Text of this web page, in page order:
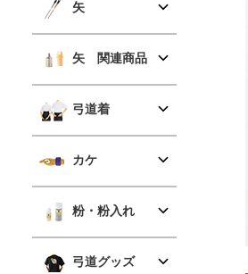
矢
矢 関連商品
弓道着
カケ
粉・粉入れ
弓道グッズ